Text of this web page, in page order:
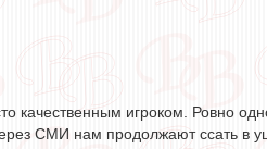
качественным игроком. Ровно
СМИ нам продолжают ссать в